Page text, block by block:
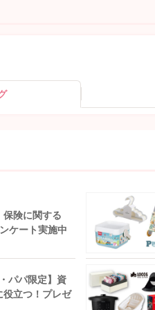
保険に関する
ケート実施中
パパ限定】資
役立つ！プレゼ